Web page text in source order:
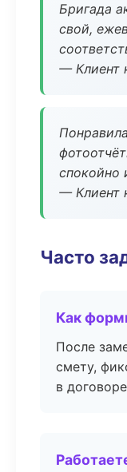
Бригада
свой,
— Клиент
спокойно
— Клиент
Часто
Как
После
смету,
в